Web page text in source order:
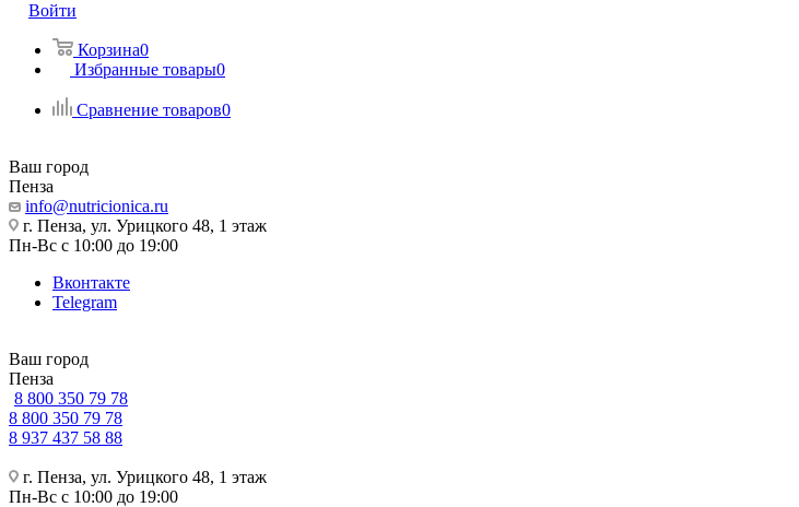
Войти
Корзина0
Избранные товары0
Сравнение товаров0
Ваш город
Пенза
info@nutricionica.ru
г. Пенза, ул. Урицкого 48, 1 этаж
Пн-Вс с 10:00 до 19:00
Вконтакте
Telegram
Ваш город
Пенза
8 800 350 79 78
8 800 350 79 78
8 937 437 58 88
г. Пенза, ул. Урицкого 48, 1 этаж
Пн-Вс с 10:00 до 19:00